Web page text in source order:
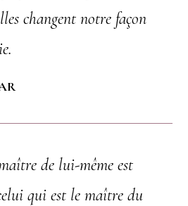
changent notre façon
de lui-même est
qui est le maître du